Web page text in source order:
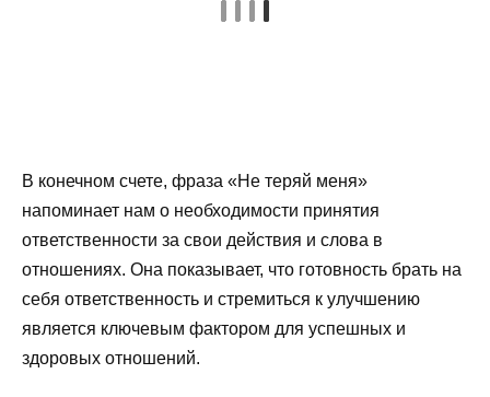
В конечном счете, фраза «Не теряй меня»
напоминает нам о необходимости принятия
ответственности за свои действия и слова в
отношениях. Она показывает, что готовность брать на
себя ответственность и стремиться к улучшению
является ключевым фактором для успешных и
здоровых отношений.